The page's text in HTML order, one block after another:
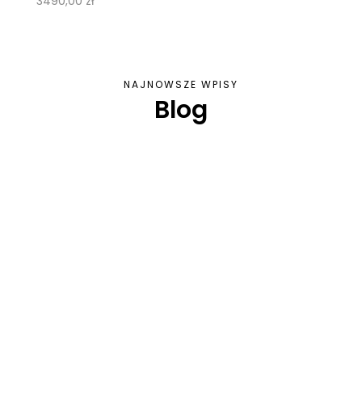
NAJNOWSZE WPISY
Blog